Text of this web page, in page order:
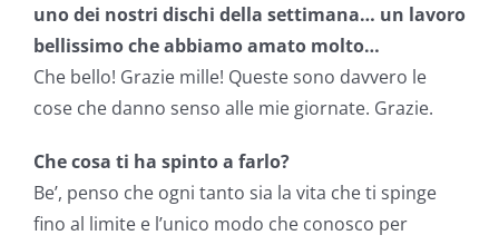
uno dei nostri dischi della settimana… un lavoro
bellissimo che abbiamo amato molto…
Che bello! Grazie mille! Queste sono davvero le
cose che danno senso alle mie giornate. Grazie.
Che cosa ti ha spinto a farlo?
Be’, penso che ogni tanto sia la vita che ti spinge
fino al limite e l’unico modo che conosco per